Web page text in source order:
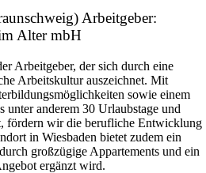
Arbeitgeber:
Alter mbH
Arbeitgeber, der sich durch eine
Arbeitskultur auszeichnet. Mit
sowie einem
unter anderem 30 Urlaubstage und
fördern wir die berufliche Entwicklung
in Wiesbaden bietet zudem ein
großzügige Appartements und ein
ergänzt wird.